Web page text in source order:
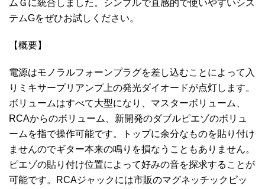
ムＧに統合しました。シンプルで直感的で使いやすいシス
テムGをぜひお試しください。
【概要】
電源はモノラルフォーンプラグを差し込むことによって入
りミキサープリアンプ上の発光ダイオードが点灯します。
ボリュームはすべて大型になり、マスターボリューム、
RCAからのボリューム、新開発のダブルピエゾのボリュ
ームを指で操作可能です。トップに余分なものを貼り付け
ませんのでギター本来の鳴りを損なうこともありません。
ピエゾの貼り付け位置によって好みの音を探求することが
可能です。RCAジャックには市販のマグネッチックピッ